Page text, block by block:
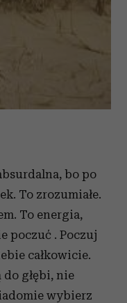
bo po
To zrozumiałe.
To energia,
poczuć . Poczuj
całkowicie.
głębi, nie
wybierz